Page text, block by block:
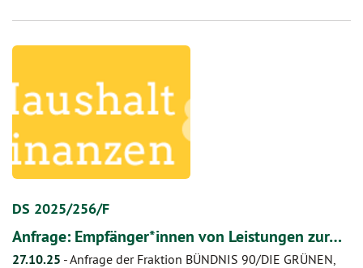
DS 2025/256/F
Anfrage: Empfänger*innen von Leistungen zur…
27.10.25 -Anfrage der Fraktion BÜNDNIS 90/DIE GRÜNEN,